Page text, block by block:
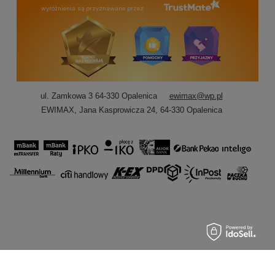
wyróżnienia są przyznawane przez
ul. Zamkowa 3 64-330 Opalenica
ewimax@wp.pl
EWIMAX Jana Kasprowicza 24, 64-330Opalenica